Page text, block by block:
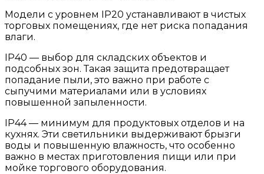
Модели с уровнем IP20 устанавливают в чистых
торговых помещениях, где нет риска попадания
влаги.
IP40 — выбор для складских объектов и
подсобных зон. Такая защита предотвращает
попадание пыли, это важно при работе с
сыпучими материалами или в условиях
повышенной запыленности.
IP44 — минимум для продуктовых отделов и на
кухнях. Эти светильники выдерживают брызги
воды и повышенную влажность, что особенно
важно в местах приготовления пищи или при
мойке торгового оборудования.